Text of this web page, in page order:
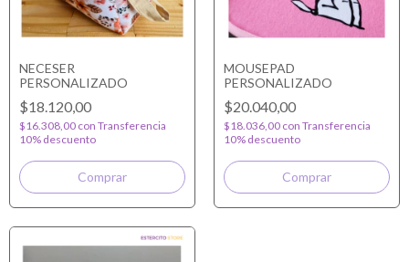
NECESER
PERSONALIZADO
$18.120,00
$16.308,00 con Transferencia
10% descuento
Comprar
MOUSEPAD
PERSONALIZADO
$20.040,00
$18.036,00 con Transferencia
10% descuento